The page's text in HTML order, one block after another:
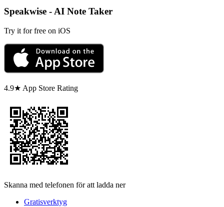
Speakwise - AI Note Taker
Try it for free on iOS
4.9★ App Store Rating
Skanna med telefonen för att ladda ner
Gratisverktyg